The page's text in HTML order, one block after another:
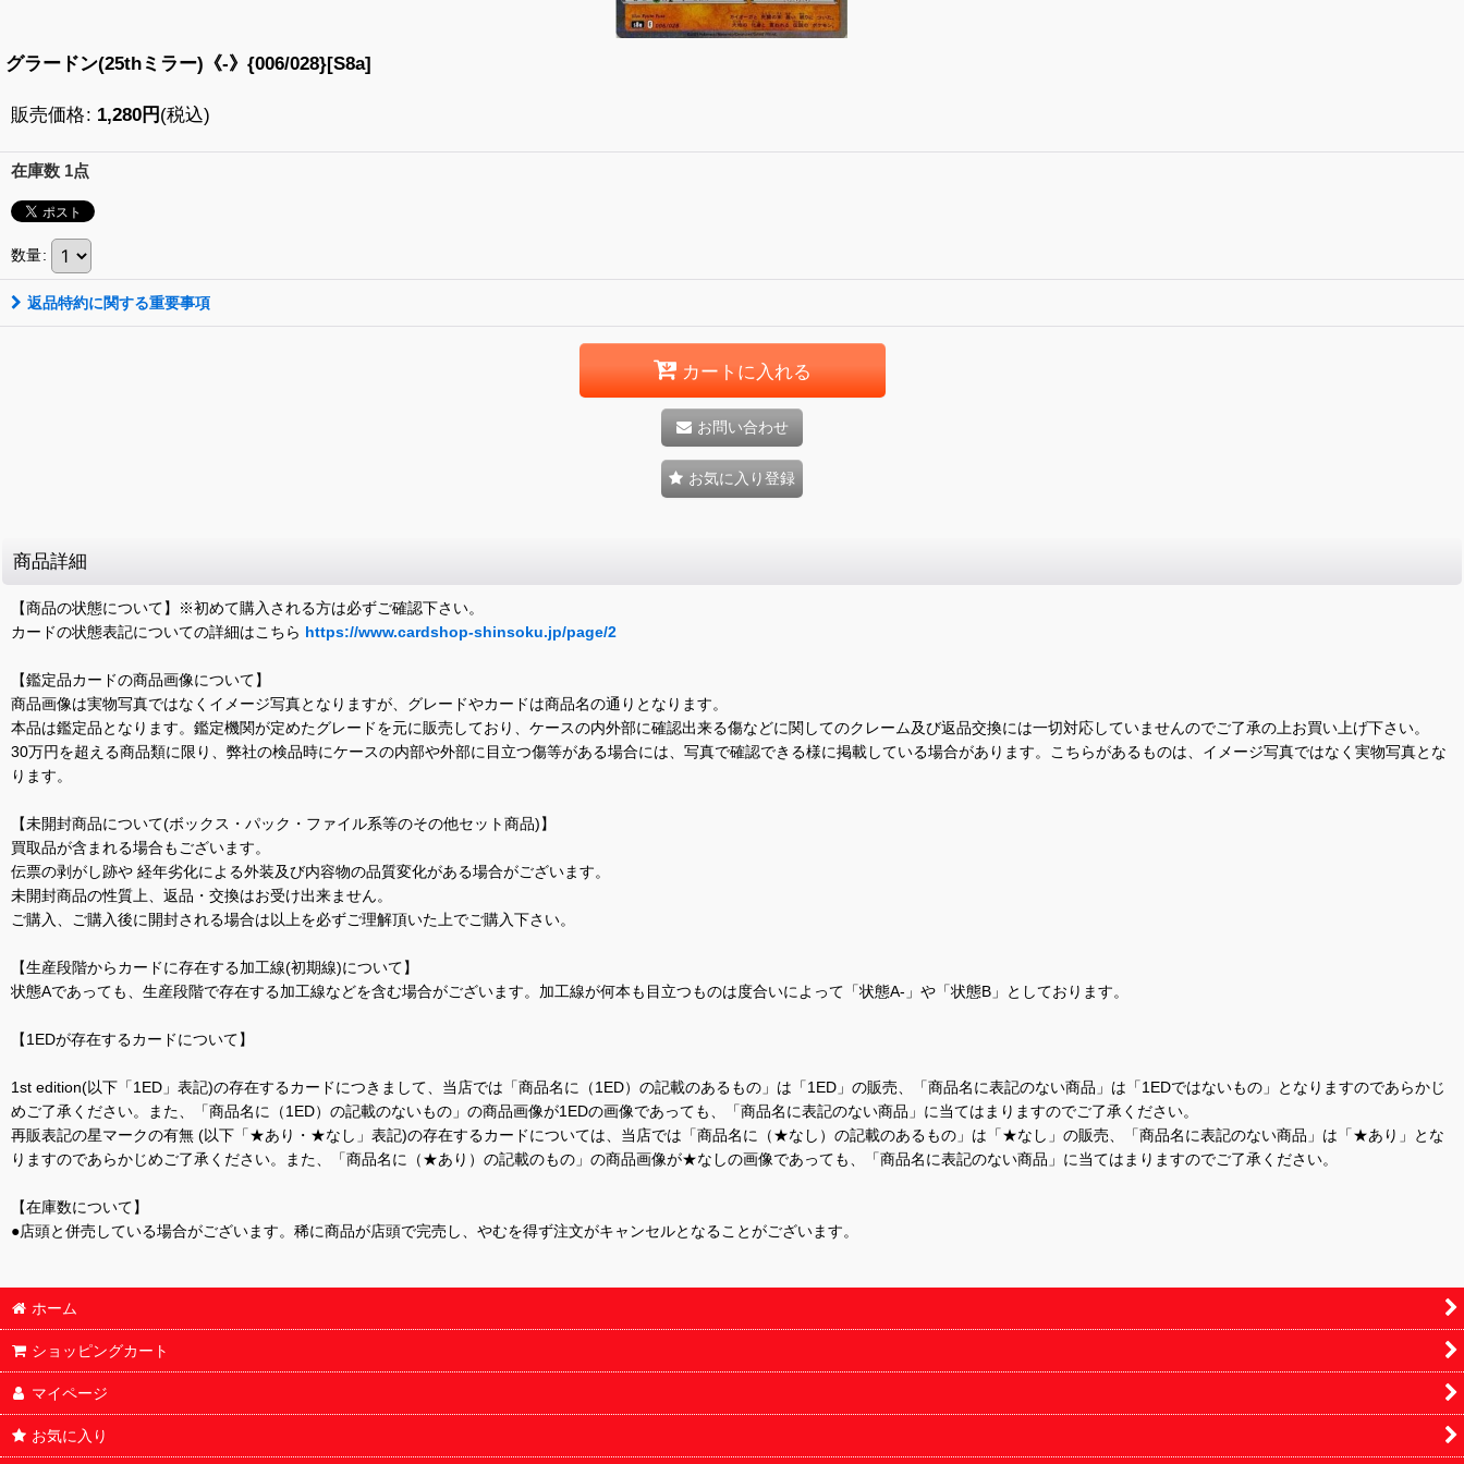
グラードン(25thミラー)《-》{006/028}[S8a]
販売価格: 1,280円 (税込)
在庫数 1点
数量:
返品特約に関する重要事項
カートに入れる
お問い合わせ
お気に入り登録
商品詳細
【商品の状態について】※初めて購入される方は必ずご確認下さい。
カードの状態表記についての詳細はこちら https://www.cardshop-shinsoku.jp/page/2
【鑑定品カードの商品画像について】
商品画像は実物写真ではなくイメージ写真となりますが、グレードやカードは商品名の通りとなります。
本品は鑑定品となります。鑑定機関が定めたグレードを元に販売しており、ケースの内外部に確認出来る傷などに関してのクレーム及び返品交換には一切対応していませんのでご了承の上お買い上げ下さい。
30万円を超える商品類に限り、弊社の検品時にケースの内部や外部に目立つ傷等がある場合には、写真で確認できる様に掲載している場合があります。こちらがあるものは、イメージ写真ではなく実物写真とな
ります。
【未開封商品について(ボックス・パック・ファイル系等のその他セット商品)】
買取品が含まれる場合もございます。
伝票の剥がし跡や 経年劣化による外装及び内容物の品質変化がある場合がございます。
未開封商品の性質上、返品・交換はお受け出来ません。
ご購入、ご購入後に開封される場合は以上を必ずご理解頂いた上でご購入下さい。
【生産段階からカードに存在する加工線(初期線)について】
状態Aであっても、生産段階で存在する加工線などを含む場合がございます。加工線が何本も目立つものは度合いによって「状態A-」や「状態B」としております。
【1EDが存在するカードについて】
1st edition(以下「1ED」表記)の存在するカードにつきまして、当店では「商品名に（1ED）の記載のあるもの」は「1ED」の販売、「商品名に表記のない商品」は「1EDではないもの」となりますのであらかじ
めご了承ください。また、「商品名に（1ED）の記載のないもの」の商品画像が1EDの画像であっても、「商品名に表記のない商品」に当てはまりますのでご了承ください。
再販表記の星マークの有無 (以下「★あり・★なし」表記)の存在するカードについては、当店では「商品名に（★なし）の記載のあるもの」は「★なし」の販売、「商品名に表記のない商品」は「★あり」とな
りますのであらかじめご了承ください。また、「商品名に（★あり）の記載のもの」の商品画像が★なしの画像であっても、「商品名に表記のない商品」に当てはまりますのでご了承ください。
【在庫数について】
●店頭と併売している場合がございます。稀に商品が店頭で完売し、やむを得ず注文がキャンセルとなることがございます。
ホーム
ショッピングカート
マイページ
お気に入り